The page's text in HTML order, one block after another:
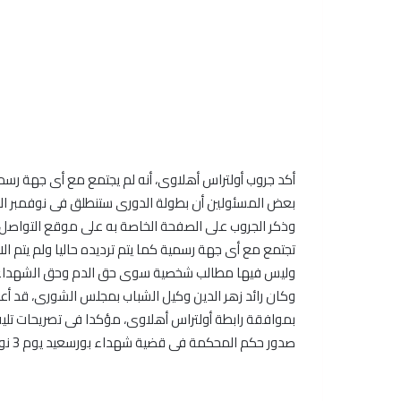
أكد جروب أولتراس أهلاوى، أنه لم يجتمع مع أى جهة
بعض المسئولين أن بطولة الدورى ستنطلق فى نوفمبر
وذكر الجروب على الصفحة الخاصة به على موقع
تجتمع مع أى جهة رسمية كما يتم ترديده حاليا ولم يتم
وليس فيها مطالب شخصية سوى حق الدم وحق
صدور حكم المحكمة فى قضية شهداء بورسعيد يوم 3 نوفمبر بغض النظر عن ماهية الحكم.